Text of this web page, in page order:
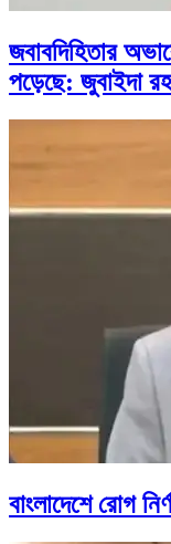
জবাবদিহিতার
পড়েছে: জুবাইদা
বাংলাদেশে রোগ